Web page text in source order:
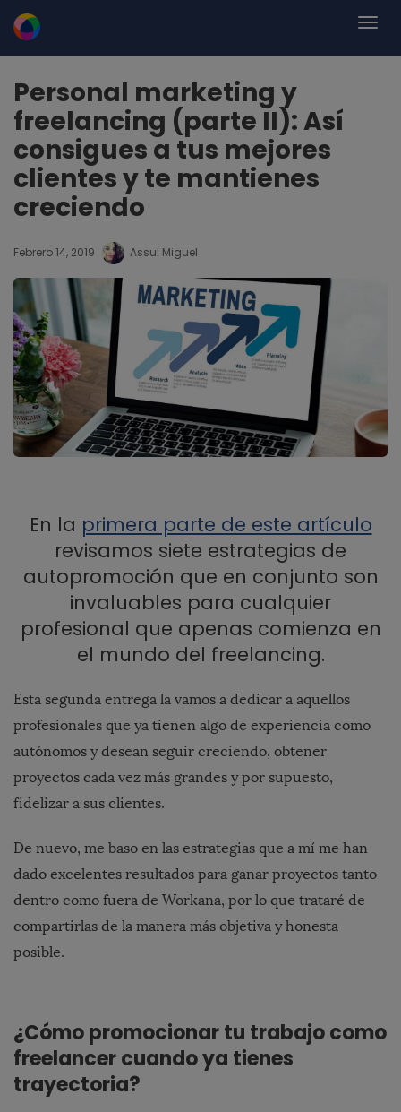
Personal marketing y
freelancing (parte II): Así
consigues a tus mejores
clientes y te mantienes
creciendo
Febrero 14, 2019 Assul Miguel
En la primera parte de este artículo
revisamos siete estrategias de
autopromoción que en conjunto son
invaluables para cualquier
profesional que apenas comienza en
el mundo del freelancing.
Esta segunda entrega la vamos a dedicar a aquellos
profesionales que ya tienen algo de experiencia como
autónomos y desean seguir creciendo, obtener
proyectos cada vez más grandes y por supuesto,
fidelizar a sus clientes.
De nuevo, me baso en las estrategias que a mí me han
dado excelentes resultados para ganar proyectos tanto
dentro como fuera de Workana, por lo que trataré de
compartirlas de la manera más objetiva y honesta
posible.
¿Cómo promocionar tu trabajo como
freelancer cuando ya tienes
trayectoria?